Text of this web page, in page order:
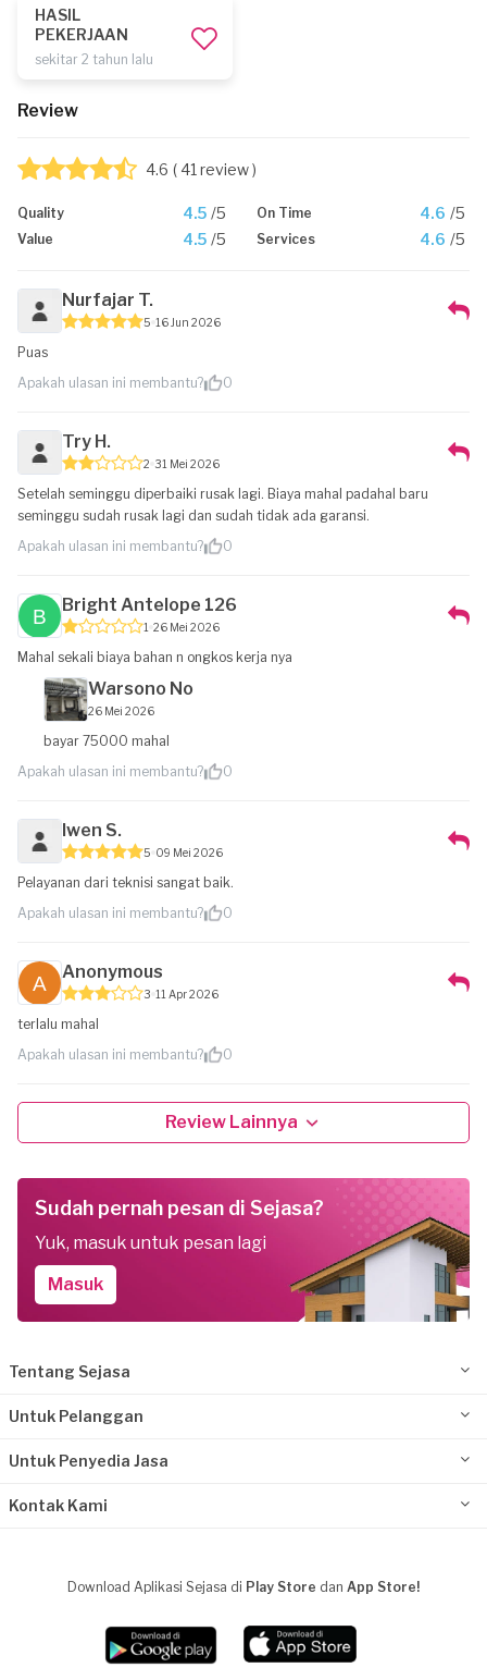
HASIL
PEKERJAAN
sekitar 2 tahun lalu
Review
4.6 ( 41 review )
Quality 4.5 /5 On Time 4.6 /5
Value 4.5 /5 Services 4.6 /5
Nurfajar T.
5 16 Jun 2026
Puas
Apakah ulasan ini membantu?
0
Try H.
2 31 Mei 2026
Setelah seminggu diperbaiki rusak lagi. Biaya mahal padahal baru
seminggu sudah rusak lagi dan sudah tidak ada garansi.
Apakah ulasan ini membantu?
0
Bright Antelope 126
1 26 Mei 2026
Mahal sekali biaya bahan n ongkos kerja nya
Warsono No
26 Mei 2026
bayar 75000 mahal
Apakah ulasan ini membantu?
0
Iwen S.
5 09 Mei 2026
Pelayanan dari teknisi sangat baik.
Apakah ulasan ini membantu?
0
Anonymous
3 11 Apr 2026
terlalu mahal
Apakah ulasan ini membantu?
0
Review Lainnya
Sudah pernah pesan di Sejasa?
Yuk, masuk untuk pesan lagi
Masuk
Tentang Sejasa
Untuk Pelanggan
Untuk Penyedia Jasa
Kontak Kami
Download Aplikasi Sejasa di Play Store dan App Store!